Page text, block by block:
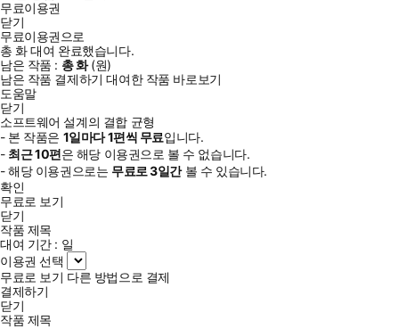
무료이용권
닫기
무료이용권으로
총 화대여 완료했습니다.
남은 작품 : 총화(원)
남은 작품 결제하기 대여한 작품 바로보기
도움말
닫기
소프트웨어 설계의 결합 균형
- 본 작품은 1일마다1편씩 무료입니다.
- 최근10편은 해당 이용권으로 볼 수 없습니다.
- 해당 이용권으로는 무료로3일간볼 수 있습니다.
확인
무료로 보기
닫기
작품 제목
대여 기간 : 일
이용권 선택
무료로 보기 다른 방법으로 결제
결제하기
닫기
작품 제목